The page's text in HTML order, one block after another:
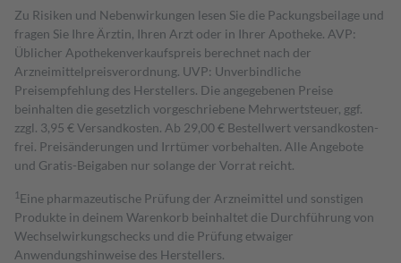
Zu Risiken und Nebenwirkungen lesen Sie die Packungsbeilage und
fragen Sie Ihre Ärztin, Ihren Arzt oder in Ihrer Apotheke. AVP:
Üblicher Apothekenverkaufspreis berechnet nach der
Arzneimittelpreisverordnung. UVP: Unverbindliche
Preisempfehlung des Herstellers. Die angegebenen Preise
beinhalten die gesetzlich vorgeschriebene Mehrwertsteuer, ggf.
zzgl. 3,95 € Versandkosten. Ab 29,00 € Bestell­wert versand­kosten­
frei. Preisänderungen und Irrtümer vorbehalten. Alle Angebote
und Gratis-Beigaben nur solange der Vorrat reicht.
1 Eine pharmazeutische Prüfung der Arzneimittel und sonstigen
Produkte in deinem Warenkorb beinhaltet die Durchführung von
Wechselwirkungschecks und die Prüfung etwaiger
Anwendungshinweise des Herstellers.